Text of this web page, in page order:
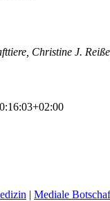
Christine J.
| Mediale